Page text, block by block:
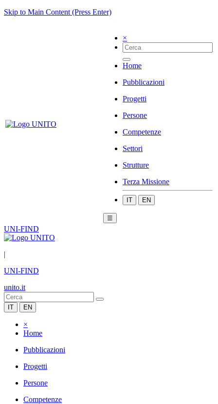
Skip to Main Content (Press Enter)
×
Home
Pubblicazioni
Progetti
Persone
Competenze
Settori
Strutture
Terza Missione
IT EN
☰
UNI-FIND
|
UNI-FIND
unito.it
IT EN
×
Home
Pubblicazioni
Progetti
Persone
Competenze